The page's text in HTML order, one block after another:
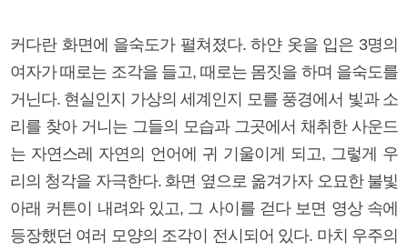
커다란 화면에 을숙도가 펼쳐졌다. 하얀 옷을 입은 3명의
여자가 때로는 조각을 들고, 때로는 몸짓을 하며 을숙도를
거닌다. 현실인지 가상의 세계인지 모를 풍경에서 빛과 소
리를 찾아 거니는 그들의 모습과 그곳에서 채취한 사운드
는 자연스레 자연의 언어에 귀 기울이게 되고, 그렇게 우
리의 청각을 자극한다. 화면 옆으로 옮겨가자 오묘한 불빛
아래 커튼이 내려와 있고, 그 사이를 걷다 보면 영상 속에
등장했던 여러 모양의 조각이 전시되어 있다. 마치 우주의